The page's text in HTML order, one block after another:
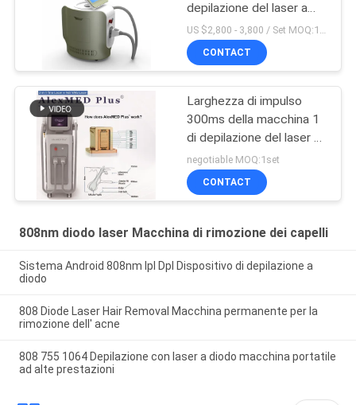
depilazione del laser a
diodi di lunghezze d'onda
755nm 1064nm 808nm
di triplo di tecnologia
CONTACT
Larghezza di impulso
300ms della macchina 1
di depilazione del laser a
diodi del ND Yag 808nm -
10Hz frequenza 10 -
negotiable MOQ:1set
CONTACT
808nm diodo laser Macchina di rimozione dei capelli
Sistema Android 808nm Ipl Dpl Dispositivo di depilazione a
diodo
808 Diode Laser Hair Removal Macchina permanente per la
rimozione dell' acne
808 755 1064 Depilazione con laser a diodo macchina portatile
ad alte prestazioni